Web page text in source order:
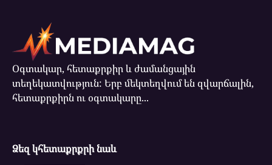
Օգտակար, հետաքրքիր և ժամանցային
տեղեկատվություն: Երբ մեկտեղվում են զվարճալին,
հետաքրքիրն ու օգտակարը...
Ձեզ կհետաքրքրի նաև